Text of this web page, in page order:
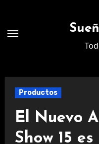
contenido
Productos
El Nuevo
Show 15